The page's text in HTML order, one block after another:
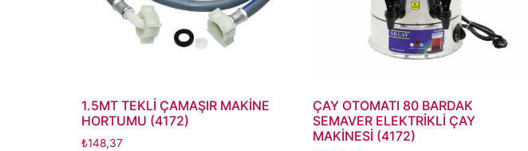
1.5MT TEKLİ ÇAMAŞIR MAKİNE
HORTUMU (4172)
₺148,37
ÇAY OTOMATI 80 BARDAK
SEMAVER ELEKTRİKLİ ÇAY
MAKİNESİ (4172)